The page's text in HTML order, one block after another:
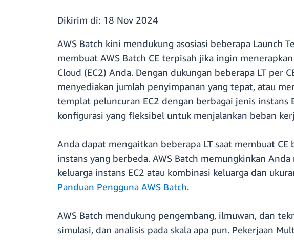
Dikirim di: 18 Nov 2024
AWS Batch kini mendukung asosiasi beberapa Launch
membuat AWS Batch CE terpisah jika ingin
Cloud (EC2) Anda. Dengan dukungan beberapa LT per
menyediakan jumlah penyimpanan yang tepat, atau
templat peluncuran EC2 dengan berbagai jenis instans
konfigurasi yang fleksibel untuk menjalankan beban
Anda dapat mengaitkan beberapa LT saat membuat
instans yang berbeda. AWS Batch memungkinkan
keluarga instans EC2 atau kombinasi keluarga dan
Panduan Pengguna AWS Batch.
AWS Batch mendukung pengembang, ilmuwan, dan
simulasi, dan analisis pada skala apa pun. Pekerjaan